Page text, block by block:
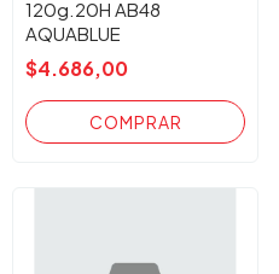
120g.20H AB48
AQUABLUE
$4.686,00